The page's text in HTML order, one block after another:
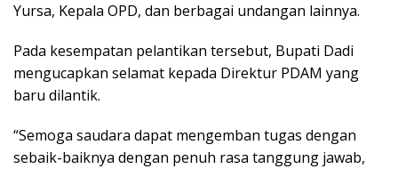
Yursa, Kepala OPD, dan berbagai undangan lainnya.
Pada kesempatan pelantikan tersebut, Bupati Dadi
mengucapkan selamat kepada Direktur PDAM yang
baru dilantik.
“Semoga saudara dapat mengemban tugas dengan
sebaik-baiknya dengan penuh rasa tanggung jawab,